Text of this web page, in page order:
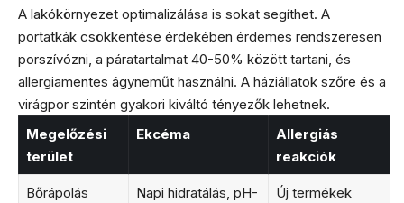
A lakókörnyezet optimalizálása is sokat segíthet. A
portatkák csökkentése érdekében érdemes rendszeresen
porszívózni, a páratartalmat 40-50% között tartani, és
allergiamentes ágyneműt használni. A háziállatok szőre és a
virágpor szintén gyakori kiváltó tényezők lehetnek.
Megelőzési
terület
Ekcéma
Allergiás
reakciók
Bőrápolás
Napi hidratálás, pH-
Új termékek